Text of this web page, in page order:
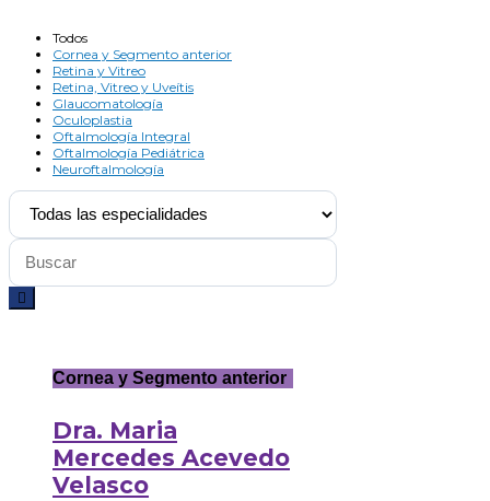
Todos
Cornea y Segmento anterior
Retina y Vitreo
Retina, Vitreo y Uveítis
Glaucomatología
Oculoplastia
Oftalmología Integral
Oftalmología Pediátrica
Neuroftalmología
Cornea y Segmento anterior
Dra. Maria
Mercedes Acevedo
Velasco